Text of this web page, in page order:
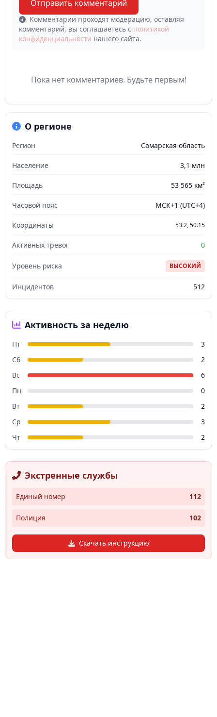
Отправить комментарий
Комментарии проходят модерацию, оставляя
комментарий, вы соглашаетесь с политикой
конфиденциальности нашего сайта.
Пока нет комментариев. Будьте первым!
О регионе
Регион Самарская область
Население 3,1 млн
Площадь 53 565 км²
Часовой пояс МСК+1 (UTC+4)
Координаты 53.2, 50.15
Активных тревог 0
Уровень риска ВЫСОКИЙ
Инцидентов 512
Активность за неделю
Пт
3
Сб
2
Вс
6
Пн
0
Вт
2
Ср
3
Чт
2
Экстренные службы
Единый номер 112
Полиция 102
Скачать инструкцию